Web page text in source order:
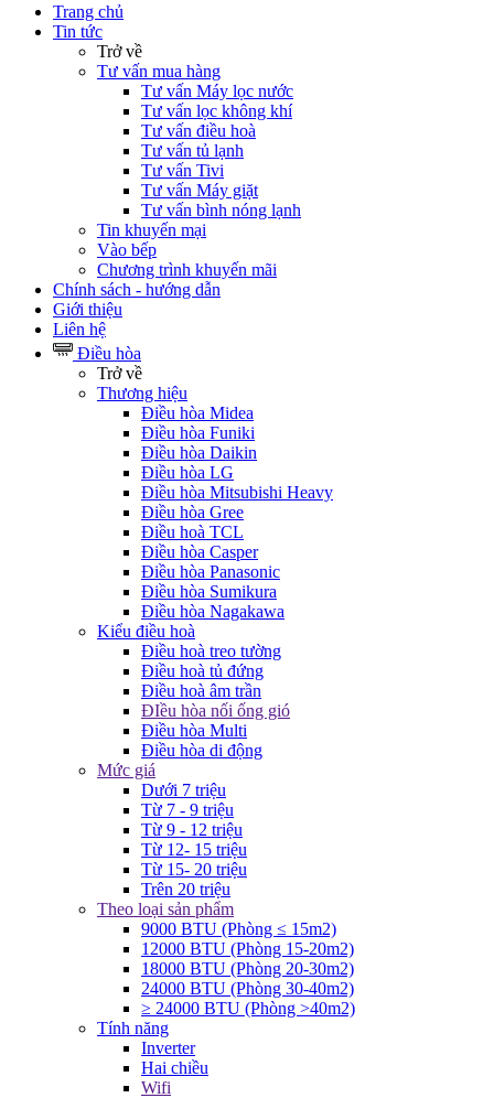
Trang chủ
Tin tức
Trở về
Tư vấn mua hàng
Tư vấn Máy lọc nước
Tư vấn lọc không khí
Tư vấn điều hoà
Tư vấn tủ lạnh
Tư vấn Tivi
Tư vấn Máy giặt
Tư vấn bình nóng lạnh
Tin khuyến mại
Vào bếp
Chương trình khuyến mãi
Chính sách - hướng dẫn
Giới thiệu
Liên hệ
Điều hòa
Trở về
Thương hiệu
Điều hòa Midea
Điều hòa Funiki
Điều hòa Daikin
Điều hòa LG
Điều hòa Mitsubishi Heavy
Điều hòa Gree
Điều hoà TCL
Điều hòa Casper
Điều hòa Panasonic
Điều hòa Sumikura
Điều hòa Nagakawa
Kiểu điều hoà
Điều hoà treo tường
Điều hoà tủ đứng
Điều hoà âm trần
ĐIều hòa nối ống gió
Điều hòa Multi
Điều hòa di động
Mức giá
Dưới 7 triệu
Từ 7 - 9 triệu
Từ 9 - 12 triệu
Từ 12- 15 triệu
Từ 15- 20 triệu
Trên 20 triệu
Theo loại sản phẩm
9000 BTU (Phòng ≤ 15m2)
12000 BTU (Phòng 15-20m2)
18000 BTU (Phòng 20-30m2)
24000 BTU (Phòng 30-40m2)
≥ 24000 BTU (Phòng >40m2)
Tính năng
Inverter
Hai chiều
Wifi